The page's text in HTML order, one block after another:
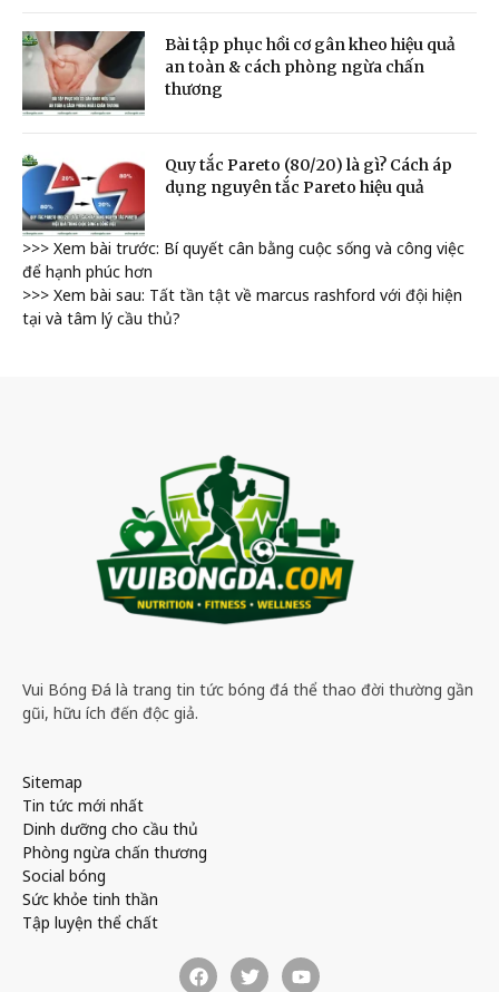
Bài tập phục hồi cơ gân kheo hiệu quả
an toàn & cách phòng ngừa chấn
thương
Quy tắc Pareto (80/20) là gì? Cách áp
dụng nguyên tắc Pareto hiệu quả
>>> Xem bài trước: Bí quyết cân bằng cuộc sống và công việc
để hạnh phúc hơn
>>> Xem bài sau: Tất tần tật về marcus rashford với đội hiện
tại và tâm lý cầu thủ?
Vui Bóng Đá là trang tin tức bóng đá thể thao đời thường gần
gũi, hữu ích đến độc giả.
Sitemap
Tin tức mới nhất
Dinh dưỡng cho cầu thủ
Phòng ngừa chấn thương
Social bóng
Sức khỏe tinh thần
Tập luyện thể chất